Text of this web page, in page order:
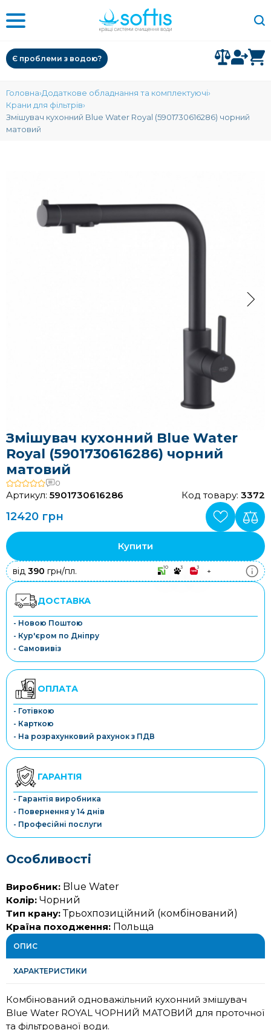
Є проблеми з водою?
Головна Додаткове обладнання та комплектуючі
Крани для фільтрів
Змішувач кухонний Blue Water Royal (5901730616286) чорний
матовий
Змішувач кухонний Blue Water
Royal (5901730616286) чорний
матовий
0
Артикул: 5901730616286 Код товару: 3372
12420 грн
Купити
від 390 грн/пл. 10 3 3 +
ДОСТАВКА
- Новою Поштою
- Кур'єром по Дніпру
- Самовивіз
ОПЛАТА
- Готівкою
- Карткою
- На розрахунковий рахунок з ПДВ
ГАРАНТІЯ
- Гарантія виробника
- Повернення у 14 днів
- Професійні послуги
Особливості
Виробник: Blue Water
Колір: Чорний
Тип крану:Трьохпозиційний (комбінований)
Країна походження: Польща
ОПИС
ХАРАКТЕРИСТИКИ
Комбінований одноважільний кухонний змішувач
Blue Water ROYAL ЧОРНИЙ МАТОВИЙ для проточної
та фільтрованої води.